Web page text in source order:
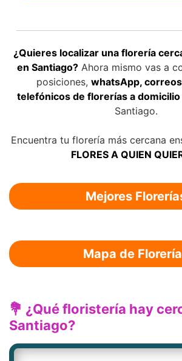
¿Quieres localizar una florería
en Santiago? Ahora mismo vas a
posiciones, whatsApp,
telefónicos de florerías a
Santiago.
Encuentra tu florería más cercana
FLORES A QUIEN
Mejores
Mapa de
💐 ¿Qué floristería hay
Santiago?